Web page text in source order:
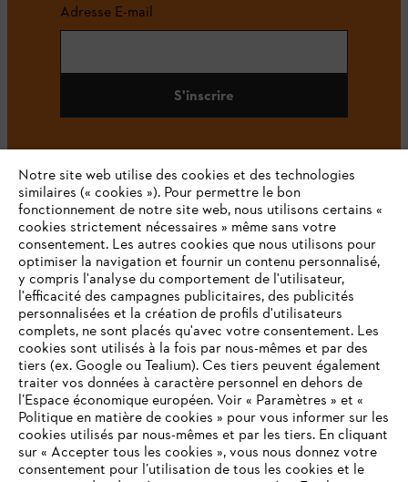
Adresse E-mail
S'inscrire
#STIHL
L'Entreprise
STIHL FAQ
Notre site web utilise des cookies et des technologies
similaires (« cookies »). Pour permettre le bon
fonctionnement de notre site web, nous utilisons certains «
cookies strictement nécessaires » même sans votre
consentement. Les autres cookies que nous utilisons pour
optimiser la navigation et fournir un contenu personnalisé,
y compris l'analyse du comportement de l'utilisateur,
l'efficacité des campagnes publicitaires, des publicités
personnalisées et la création de profils d'utilisateurs
complets, ne sont placés qu'avec votre consentement. Les
cookies sont utilisés à la fois par nous-mêmes et par des
tiers (ex. Google ou Tealium). Ces tiers peuvent également
traiter vos données à caractère personnel en dehors de
l’Espace économique européen. Voir « Paramètres » et «
Politique en matière de cookies » pour vous informer sur les
cookies utilisés par nous-mêmes et par les tiers. En cliquant
sur « Accepter tous les cookies », vous nous donnez votre
consentement pour l’utilisation de tous les cookies et le